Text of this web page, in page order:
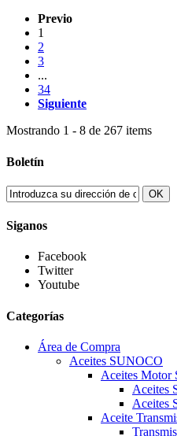
Previo
1
2
3
...
34
Siguiente
Mostrando 1 - 8 de 267 items
Boletín
OK
Siganos
Facebook
Twitter
Youtube
Categorías
Área de Compra
Aceites SUNOCO
Aceites Motor
Aceites
Aceites
Aceite